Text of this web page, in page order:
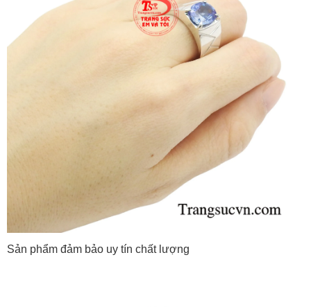
Sản phẩm đảm bảo uy tín chất lượng